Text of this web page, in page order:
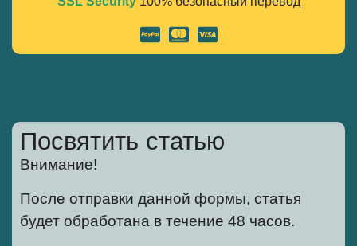
Alternative:
Посвятить статью
Внимание!
После отправки данной формы, статья
будет обработана в течение 48 часов.